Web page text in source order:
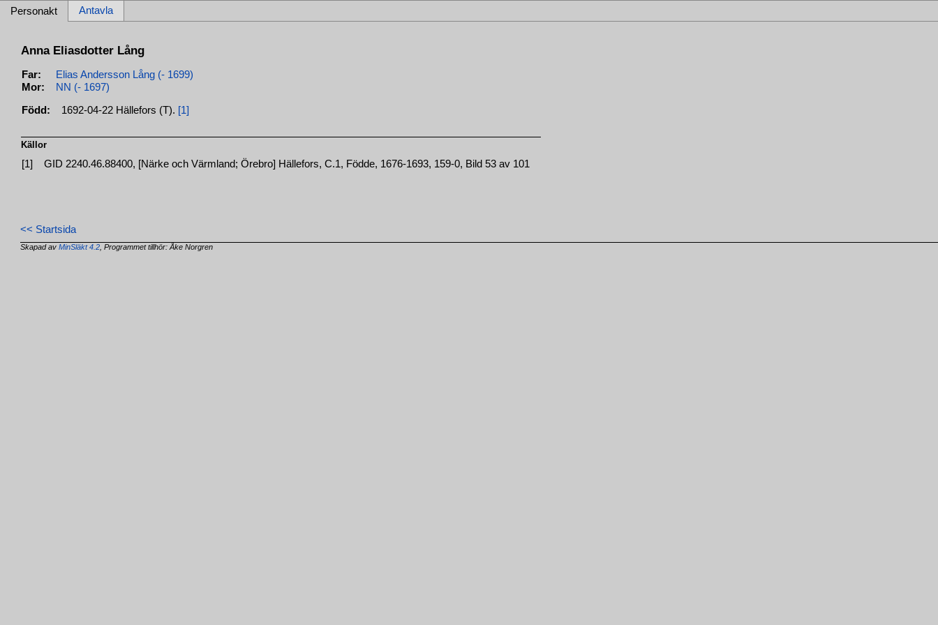
Personakt Antavla
Anna Eliasdotter Lång
Far:
Elias Andersson Lång (- 1699)
Mor:
NN (- 1697)
Född: 1692-04-22 Hällefors (T). [1]
Källor
[1] GID 2240.46.88400, [Närke och Värmland; Örebro] Hällefors, C.1, Födde, 1676-1693, 159-0, Bild 53 av 101
<< Startsida
Skapad avMinSläkt 4.2 , Programmet tillhör: Åke Norgren